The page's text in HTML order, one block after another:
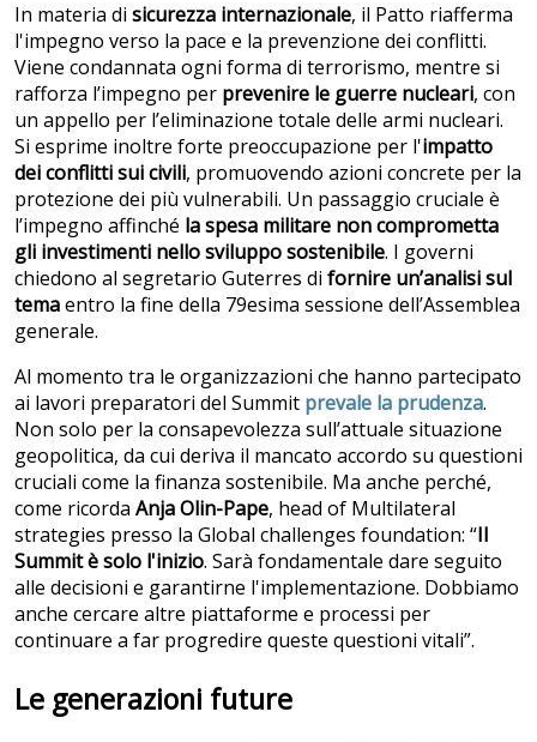
In materia di sicurezza internazionale, il Patto riafferma
l'impegno verso la pace e la prevenzione dei conflitti.
Viene condannata ogni forma di terrorismo, mentre si
rafforza l’impegno per prevenire le guerre nucleari, con
un appello per l’eliminazione totale delle armi nucleari.
Si esprime inoltre forte preoccupazione per l'impatto
dei conflitti sui civili, promuovendo azioni concrete per la
protezione dei più vulnerabili. Un passaggio cruciale è
l’impegno affinché la spesa militare non comprometta
gli investimenti nello sviluppo sostenibile. I governi
chiedono al segretario Guterres di fornire un’analisi sul
temaentro la fine della 79esima sessione dell’Assemblea
generale.
Al momento tra le organizzazioni che hanno partecipato
ai lavori preparatori del Summit prevale la prudenza.
Non solo per la consapevolezza sull’attuale situazione
geopolitica, da cui deriva il mancato accordo su questioni
cruciali come la finanza sostenibile. Ma anche perché,
come ricorda Anja Olin-Pape, head of Multilateral
strategies presso la Global challenges foundation: “Il
Summit è solo l'inizio. Sarà fondamentale dare seguito
alle decisioni e garantirne l'implementazione. Dobbiamo
anche cercare altre piattaforme e processi per
continuare a far progredire queste questioni vitali”.
Le generazioni future